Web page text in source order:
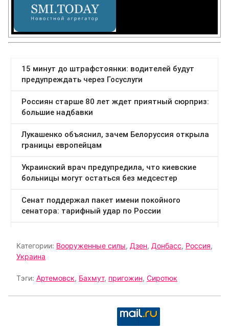
Категории: Вооруженные силы, Дзен, Донбасс, Россия,
Украина
Тэги: Артемовск, Бахмут, пригожин, Сиротюк